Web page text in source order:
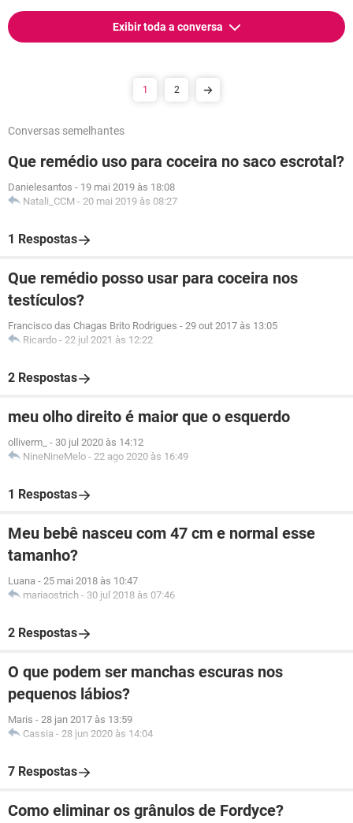
Exibir toda a conversa
1 2
Conversas semelhantes
Que remédio uso para coceira no saco escrotal?
Danielesantos - 19 mai 2019 às 18:08
Natali_CCM - 20 mai 2019 às 08:27
1 Respostas
Que remédio posso usar para coceira nos
testículos?
Francisco das Chagas Brito Rodrigues - 29 out 2017 às 13:05
Ricardo - 22 jul 2021 às 12:22
2 Respostas
meu olho direito é maior que o esquerdo
olliverm_ - 30 jul 2020 às 14:12
NineNineMelo - 22 ago 2020 às 16:49
1 Respostas
Meu bebê nasceu com 47 cm e normal esse
tamanho?
Luana - 25 mai 2018 às 10:47
mariaostrich - 30 jul 2018 às 07:46
2 Respostas
O que podem ser manchas escuras nos
pequenos lábios?
Maris - 28 jan 2017 às 13:59
Cassia - 28 jun 2020 às 14:04
7 Respostas
Como eliminar os grânulos de Fordyce?